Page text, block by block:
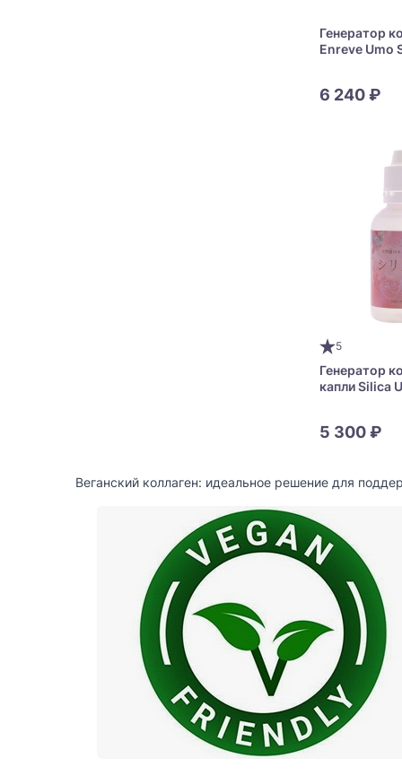
Генератор
Enreve Umo
6 240 ₽
5
Генератор
капли Silica
5 300 ₽
Веганский коллаген: идеальное решение для